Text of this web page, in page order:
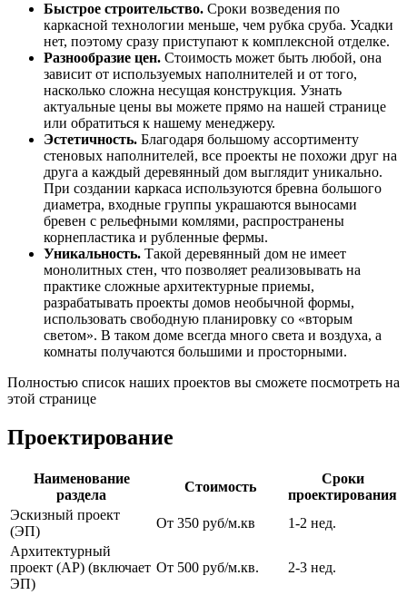
Быстрое строительство. Сроки возведения по
каркасной технологии меньше, чем рубка сруба. Усадки
нет, поэтому сразу приступают к комплексной отделке.
Разнообразие цен. Стоимость может быть любой, она
зависит от используемых наполнителей и от того,
насколько сложна несущая конструкция. Узнать
актуальные цены вы можете прямо на нашей странице
или обратиться к нашему менеджеру.
Эстетичность. Благодаря большому ассортименту
стеновых наполнителей, все проекты не похожи друг на
друга а каждый деревянный дом выглядит уникально.
При создании каркаса используются бревна большого
диаметра, входные группы украшаются выносами
бревен с рельефными комлями, распространены
корнепластика и рубленные фермы.
Уникальность. Такой деревянный дом не имеет
монолитных стен, что позволяет реализовывать на
практике сложные архитектурные приемы,
разрабатывать проекты домов необычной формы,
использовать свободную планировку со «вторым
светом». В таком доме всегда много света и воздуха, а
комнаты получаются большими и просторными.
Полностью список наших проектов вы сможете посмотреть на
этой странице
Проектирование
Наименование
раздела
Стоимость
Сроки
проектирования
Эскизный проект
(ЭП)
От 350 руб/м.кв
1-2 нед.
Архитектурный
проект (АР) (включает
ЭП)
От 500 руб/м.кв. 2-3 нед.